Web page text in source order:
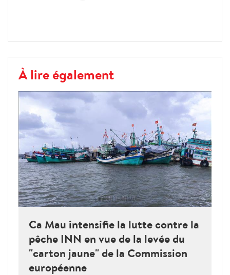
À lire également
Ca Mau intensifie la lutte contre la
pêche INN en vue de la levée du
"carton jaune" de la Commission
européenne